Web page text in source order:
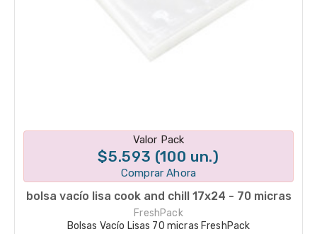
Disponible en 1 variantes
Valor Pack
$5.593 (100 un.)
Comprar Ahora
bolsa vacío lisa cook and chill 17x24 - 70 micras
FreshPack
Bolsas Vacío Lisas 70 micras FreshPack